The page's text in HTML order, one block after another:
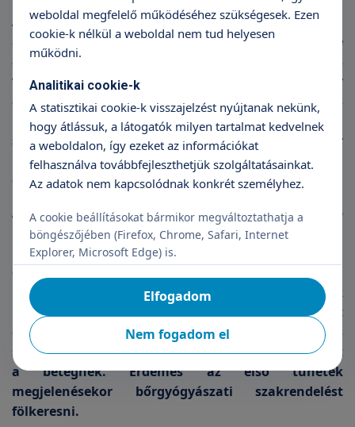
A legtöbben a csecsemőkori ekcémát ismerik,
amikor a kisbaba bőre – főként a hajlatokban, de
akár egész nagy területen száraz, piros, és
valószínűleg viszket. A csecsemőkori ekcéma vagy
atópiás dermatítisz sokszor későbbi allergiás
betegségek első jele is lehet. Az asztmások,
szénanáthások allergiás pálya futása sokszor
kezdődik csecsemő- vagy kisgyermekkori
ekcémával.
A csecsemőkor után megmaradhat, vagy később
kiújulhat az ekcéma, a neurodermatitisz: piros,
hámló, viszkető, súlyos esetben levedző, kérgesen
gyógyuló bőrfelületek keletkeznek, főleg télen
rosszabbodik a helyzet, de a beteg lelkiállapotának
romlása is fokozza a tüneteket. Az elhanyagolt
ekcémás bőr berepedezhet, felülfertőződhet, és
szinte elviselhetetlen viszketést, fájdalmat okozhat
a betegnek. Érdemes az első tünetek
megjelenésekor bőrgyógyászati szakrendelést
fölkeresni.
weboldal megfelelő működéséhez szükségesek. Ezen
cookie-k nélkül a weboldal nem tud helyesen
működni.
Analitikai cookie-k
A statisztikai cookie-k visszajelzést nyújtanak nekünk,
hogy átlássuk, a látogatók milyen tartalmat kedvelnek
a weboldalon, így ezeket az információkat
felhasználva továbbfejleszthetjük szolgáltatásainkat.
Az adatok nem kapcsolódnak konkrét személyhez.
A cookie beállításokat bármikor megváltoztathatja a
böngészőjében (Firefox, Chrome, Safari, Internet
Explorer, Microsoft Edge) is.
Nem fogadom el
Elfogadom